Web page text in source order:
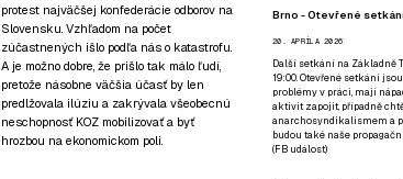
protest najväčšej konfederácie odborov na
Slovensku. Vzhľadom na počet
zúčastnených išlo podľa nás o katastrofu.
A je možno dobre, že prišlo tak málo ľudí,
pretože násobne väčšia účasť by len
predlžovala ilúziu a zakrývala všeobecnú
neschopnosť KOZ mobilizovať a byť
hrozbou na ekonomickom poli.
Brno - Otevřené
20. APRÍLA 2026
Další setkání na Základně
19:00. Otevřené setkání
problémy v práci, mají
aktivit zapojit, případně
anarchosyndikalismem a
budou také naše
(FB událost)